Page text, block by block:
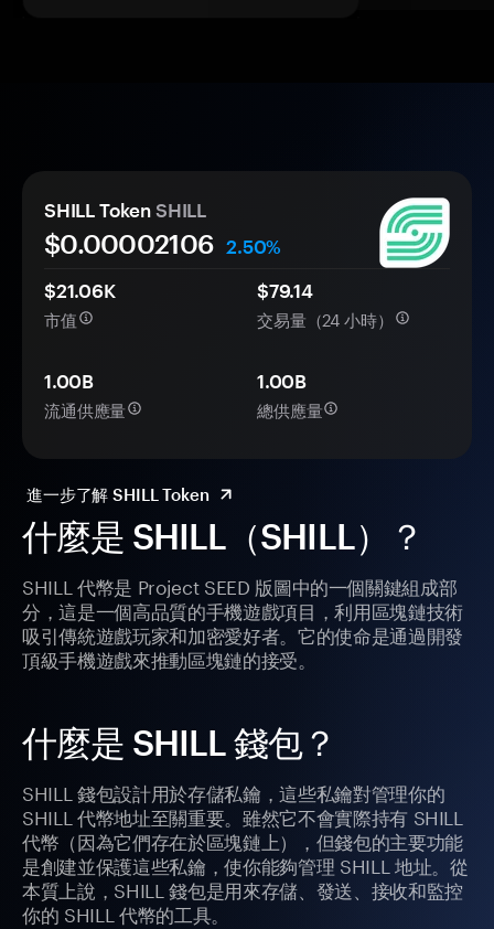
什麼是 SHILL（SHILL）？
SHILL 代幣是 Project SEED 版圖中的一個關鍵組成部
分，這是一個高品質的手機遊戲項目，利用區塊鏈技術
吸引傳統遊戲玩家和加密愛好者。它的使命是通過開發
頂級手機遊戲來推動區塊鏈的接受。
什麼是 SHILL 錢包？
SHILL 錢包設計用於存儲私鑰，這些私鑰對管理你的
SHILL 代幣地址至關重要。雖然它不會實際持有 SHILL
代幣（因為它們存在於區塊鏈上），但錢包的主要功能
是創建並保護這些私鑰，使你能夠管理 SHILL 地址。從
本質上說，SHILL 錢包是用來存儲、發送、接收和監控
你的 SHILL 代幣的工具。
SHILL Token SHILL
$0.00002106 2.50%
$21.06K
市值
$79.14
交易量（24 小時）
1.00B
流通供應量
1.00B
總供應量
進一步了解 SHILL Token